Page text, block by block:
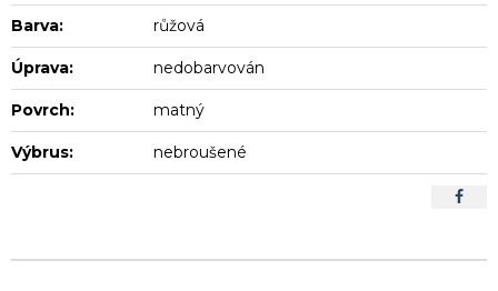
Barva: růžová
Úprava: nedobarvován
Povrch: matný
Výbrus: nebroušené